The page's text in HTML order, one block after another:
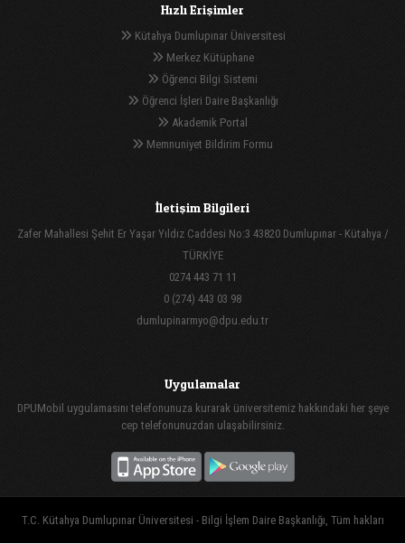
Hızlı Erişimler
Kütahya Dumlupınar Üniversitesi
Merkez Kütüphane
Öğrenci Bilgi Sistemi
Öğrenci İşleri Daire Başkanlığı
Akademik Portal
Memnuniyet Bildirim Formu
İletişim Bilgileri
Zafer Mahallesi Şehit Er Yaşar Yıldız Caddesi No:3 43820 Dumlupınar - Kütahya /
TÜRKİYE
0274 443 71 11
0 (274) 443 03 98
dumlupinarmyo@dpu.edu.tr
Uygulamalar
DPUMobil uygulamasını telefonunuza kurarak üniversitemiz hakkındaki her şeye
cep telefonunuzdan ulaşabilirsiniz.
T.C. Kütahya Dumlupınar Üniversitesi - Bilgi İşlem Daire Başkanlığı, Tüm hakları